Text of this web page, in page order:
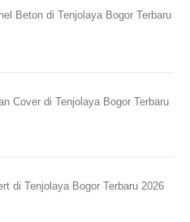
Beton di Tenjolaya Bogor Terbaru
Cover di Tenjolaya Bogor Terbaru
di Tenjolaya Bogor Terbaru 2026